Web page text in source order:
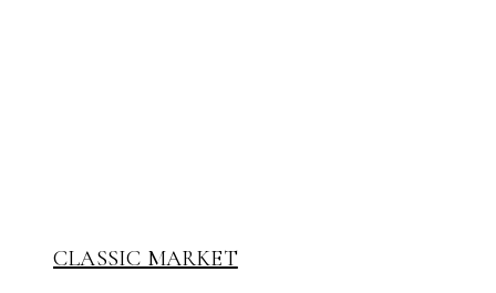
CLASSIC MARKET